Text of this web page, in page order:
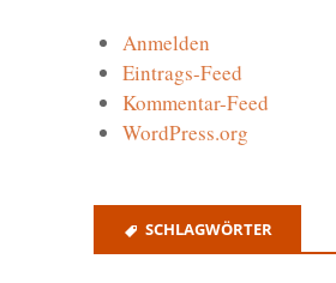
Anmelden
Eintrags-Feed
Kommentar-Feed
WordPress.org
SCHLAGWÖRTER